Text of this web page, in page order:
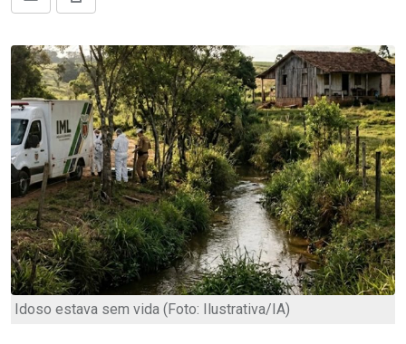
Idoso estava sem vida (Foto: Ilustrativa/IA)